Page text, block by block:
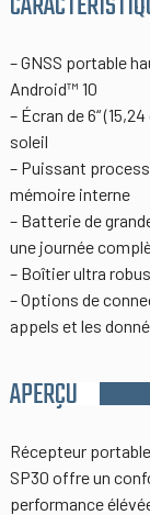
– GNSS portable
Android™ 10
– Écran de 6“
soleil
– Puissant
mémoire interne
– Batterie de
une journée
– Boîtier ultra
– Options de
appels et les
APERÇU
Récepteur
SP30 offre un
performance